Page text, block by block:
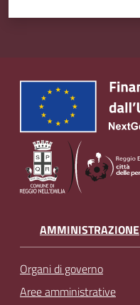
AMMINISTRAZIONE
Organi di governo
Aree amministrative